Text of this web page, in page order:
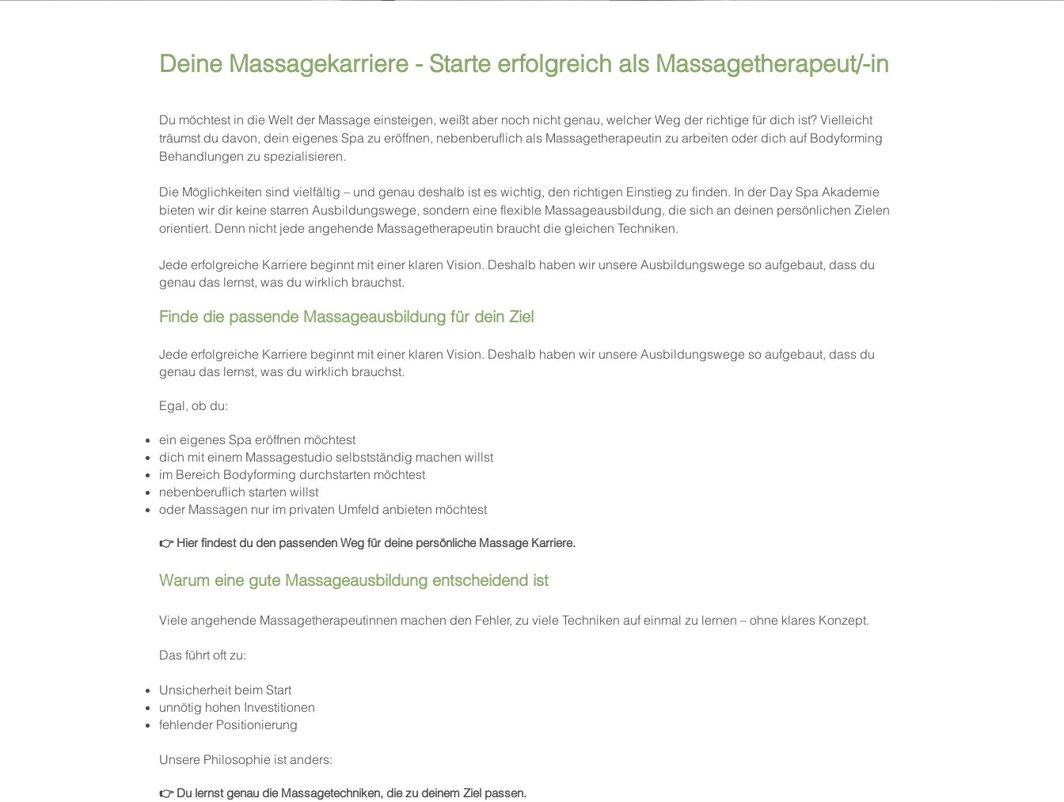
Deine Massagekarriere - Starte erfolgreich als Massagetherapeut/-in
Du möchtest in die Welt der Massage einsteigen, weißt aber noch nicht genau, welcher Weg der richtige für dich ist? Vielleicht
träumst du davon, dein eigenes Spa zu eröffnen, nebenberuflich als Massagetherapeutin zu arbeiten oder dich auf Bodyforming
Behandlungen zu spezialisieren.
Die Möglichkeiten sind vielfältig – und genau deshalb ist es wichtig, den richtigen Einstieg zu finden. In der Day Spa Akademie
bieten wir dir keine starren Ausbildungswege, sondern eine flexible Massageausbildung, die sich an deinen persönlichen Zielen
orientiert. Denn nicht jede angehende Massagetherapeutin braucht die gleichen Techniken.
Jede erfolgreiche Karriere beginnt mit einer klaren Vision. Deshalb haben wir unsere Ausbildungswege so aufgebaut, dass du
genau das lernst, was du wirklich brauchst.
Finde die passende Massageausbildung für dein Ziel
Jede erfolgreiche Karriere beginnt mit einer klaren Vision. Deshalb haben wir unsere Ausbildungswege so aufgebaut, dass du
genau das lernst, was du wirklich brauchst.
Egal, ob du:
ein eigenes Spa eröffnen möchtest
dich mit einem Massagestudio selbstständig machen willst
im Bereich Bodyforming durchstarten möchtest
nebenberuflich starten willst
oder Massagen nur im privaten Umfeld anbieten möchtest
👉 Hier findest du den passenden Weg für deine persönliche Massage Karriere.​
Warum eine gute Massageausbildung entscheidend ist
Viele angehende Massagetherapeutinnen machen den Fehler, zu viele Techniken auf einmal zu lernen – ohne klares Konzept.
Das führt oft zu:
Unsicherheit beim Start
unnötig hohen Investitionen
fehlender Positionierung
Unsere Philosophie ist anders:
👉 Du lernst genau die Massagetechniken, die zu deinem Ziel passen.